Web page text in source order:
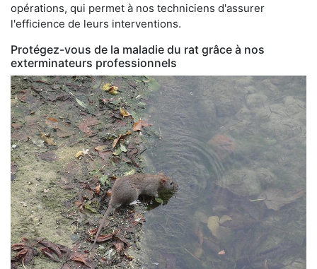
opérations, qui permet à nos techniciens d'assurer
l'efficience de leurs interventions.
Protégez-vous de la maladie du rat grâce à nos
exterminateurs professionnels